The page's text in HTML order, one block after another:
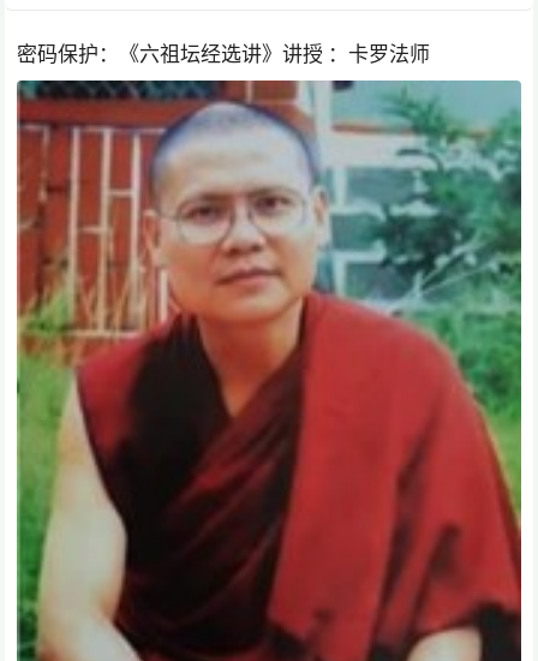
密码保护：《六祖坛经选讲》讲授 ：卡罗法师